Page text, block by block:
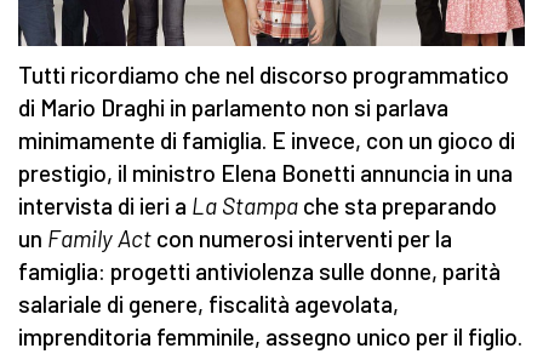
Tutti ricordiamo che nel discorso programmatico
di Mario Draghi in parlamento non si parlava
minimamente di famiglia. E invece, con un gioco di
prestigio, il ministro Elena Bonetti annuncia in una
intervista di ieri a La Stampa che sta preparando
un Family Act con numerosi interventi per la
famiglia: progetti antiviolenza sulle donne, parità
salariale di genere, fiscalità agevolata,
imprenditoria femminile, assegno unico per il figlio.